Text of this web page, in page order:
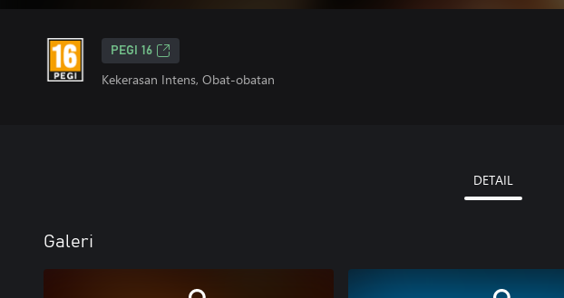
PEGI 16
Kekerasan Intens, Obat-obatan
DETAIL
Galeri